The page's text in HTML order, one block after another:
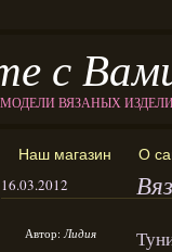
с
ВЯЗАНЫХ
Наш магазин О
16.03.2012
Автор:Лидия